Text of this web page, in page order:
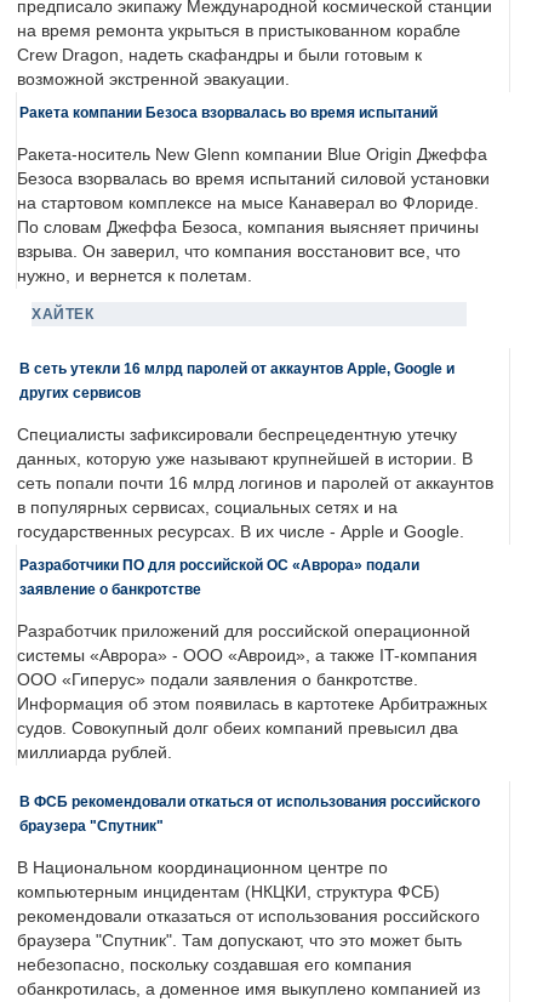
предписало экипажу Международной космической станции
на время ремонта укрыться в пристыкованном корабле
Crew Dragon, надеть скафандры и были готовым к
возможной экстренной эвакуации.
Ракета компании Безоса взорвалась во время испытаний
Ракета-носитель New Glenn компании Blue Origin Джеффа
Безоса взорвалась во время испытаний силовой установки
на стартовом комплексе на мысе Канаверал во Флориде.
По словам Джеффа Безоса, компания выясняет причины
взрыва. Он заверил, что компания восстановит все, что
нужно, и вернется к полетам.
ХАЙТЕК
В сеть утекли 16 млрд паролей от аккаунтов Apple, Google и
других сервисов
Специалисты зафиксировали беспрецедентную утечку
данных, которую уже называют крупнейшей в истории. В
сеть попали почти 16 млрд логинов и паролей от аккаунтов
в популярных сервисах, социальных сетях и на
государственных ресурсах. В их числе - Apple и Google.
Разработчики ПО для российской ОС «Аврора» подали
заявление о банкротстве
Разработчик приложений для российской операционной
системы «Аврора» - ООО «Авроид», а также IT-компания
ООО «Гиперус» подали заявления о банкротстве.
Информация об этом появилась в картотеке Арбитражных
судов. Совокупный долг обеих компаний превысил два
миллиарда рублей.
В ФСБ рекомендовали откаться от использования российского
браузера "Спутник"
В Национальном координационном центре по
компьютерным инцидентам (НКЦКИ, структура ФСБ)
рекомендовали отказаться от использования российского
браузера "Спутник". Там допускают, что это может быть
небезопасно, поскольку создавшая его компания
обанкротилась, а доменное имя выкуплено компанией из